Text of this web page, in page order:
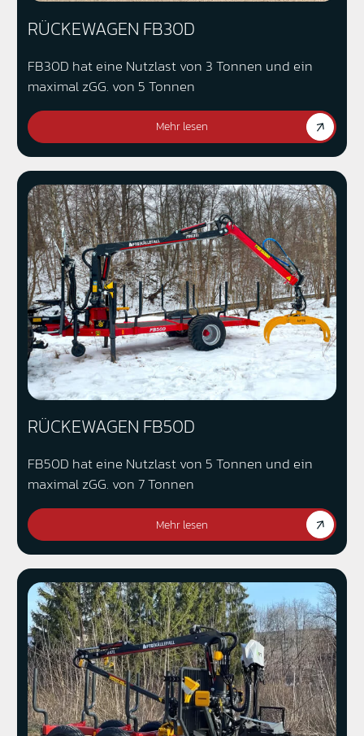
RÜCKEWAGEN FB30D
FB30D hat eine Nutzlast von 3 Tonnen und ein
maximal zGG. von 5 Tonnen
Mehr lesen
RÜCKEWAGEN FB50D
FB50D hat eine Nutzlast von 5 Tonnen und ein
maximal zGG. von 7 Tonnen
Mehr lesen